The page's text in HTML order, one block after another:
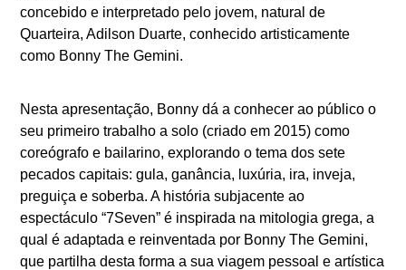
concebido e interpretado pelo jovem, natural de
Quarteira, Adilson Duarte, conhecido artisticamente
como Bonny The Gemini.
Nesta apresentação, Bonny dá a conhecer ao público o
seu primeiro trabalho a solo (criado em 2015) como
coreógrafo e bailarino, explorando o tema dos sete
pecados capitais: gula, ganância, luxúria, ira, inveja,
preguiça e soberba. A história subjacente ao
espectáculo “7Seven” é inspirada na mitologia grega, a
qual é adaptada e reinventada por Bonny The Gemini,
que partilha desta forma a sua viagem pessoal e artística